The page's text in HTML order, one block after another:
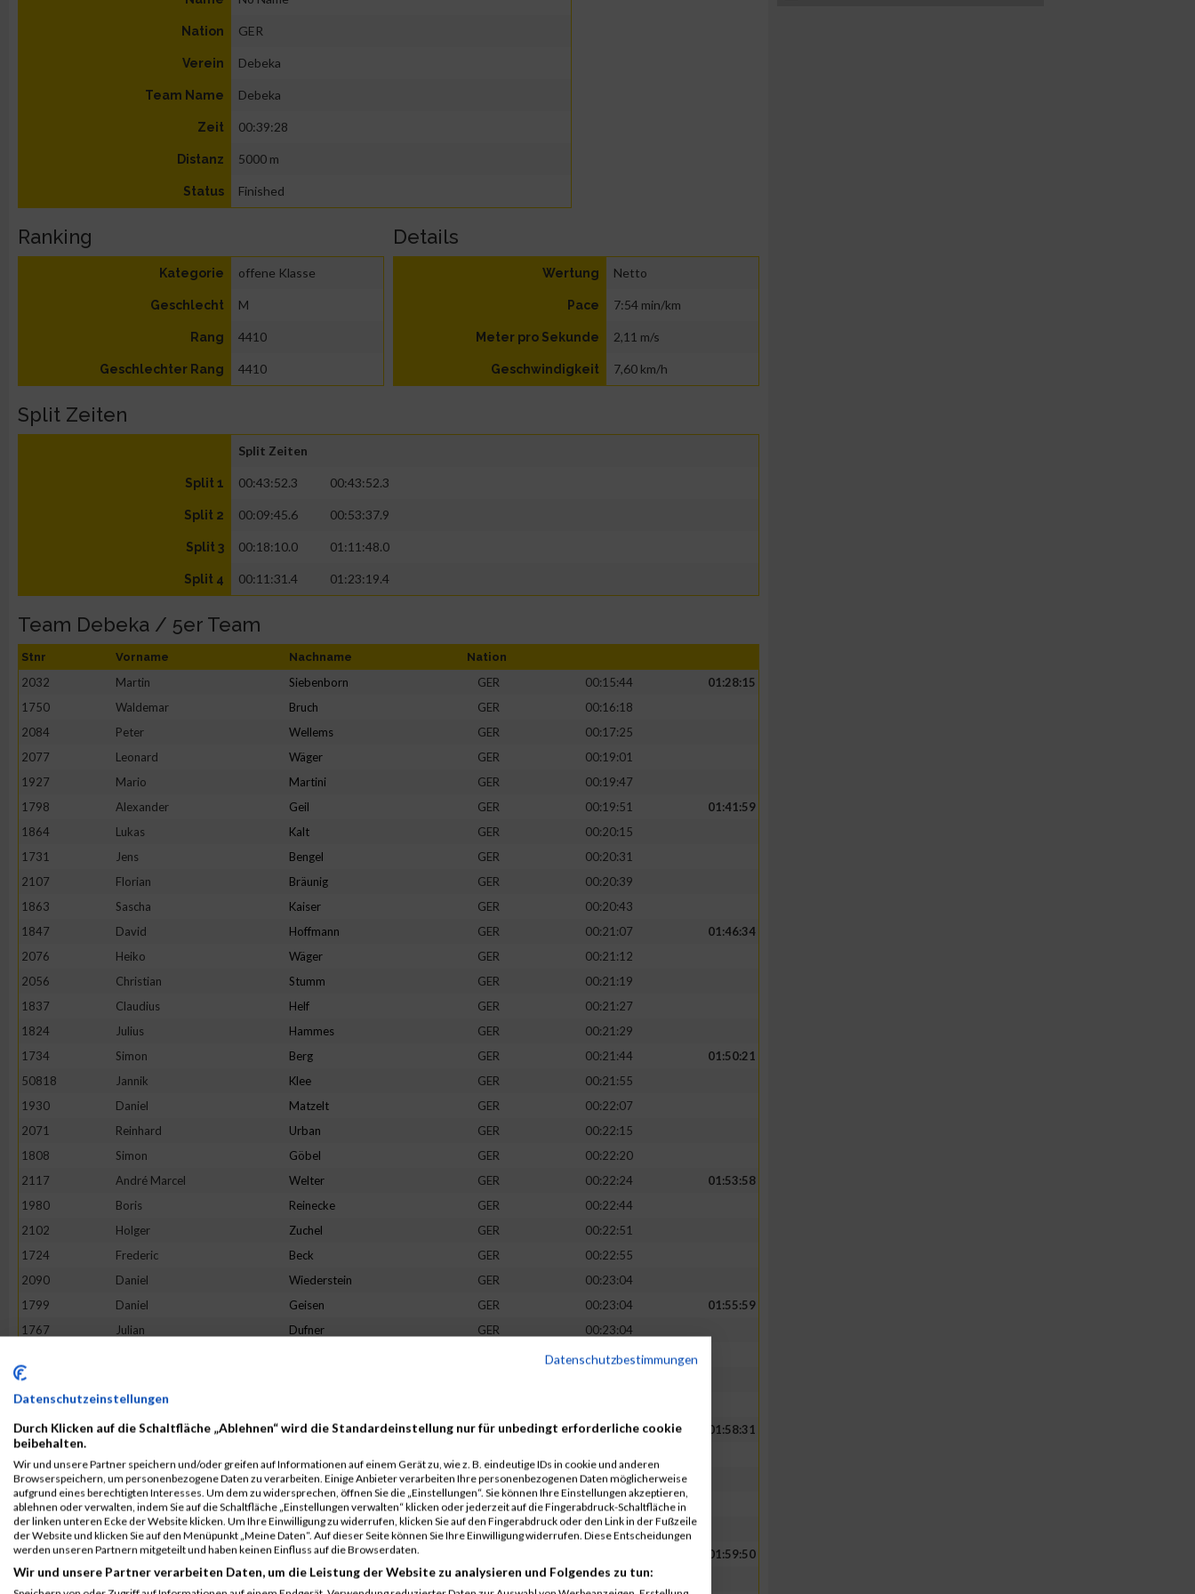
Nation GER
Verein Debeka
Team Name Debeka
Zeit 00:39:28
Distanz 5000 m
Status Finished
Ranking
Kategorie offene Klasse
Geschlecht M
Rang 4410
Geschlechter Rang 4410
Details
Wertung Netto
Pace 7:54 min/km
Meter pro Sekunde 2,11 m/s
Geschwindigkeit 7,60 km/h
Split Zeiten
Split Zeiten
Split 1 00:43:52.3 00:43:52.3
Split 2 00:09:45.6 00:53:37.9
Split 3 00:18:10.0 01:11:48.0
Split 4 00:11:31.4 01:23:19.4
Team Debeka / 5er Team
Stnr Vorname Nachname Nation
2032 Martin Siebenborn GER 00:15:44
01:28:15
1750
Waldemar Bruch GER
00:16:18
2084
Peter Wellems GER
00:17:25
2077
Leonard Wäger GER
00:19:01
1927
Mario Martini GER
00:19:47
1798
Alexander Geil GER 00:19:51
01:41:59
1864
Lukas Kalt GER
00:20:15
1731
Jens Bengel GER
00:20:31
2107
Florian Bräunig GER
00:20:39
1863
Sascha Kaiser GER
00:20:43
1847
David Hoffmann GER 00:21:07
01:46:34
2076
Heiko Wäger GER
00:21:12
2056
Christian Stumm GER
00:21:19
1837
Claudius Helf GER
00:21:27
1824
Julius Hammes GER
00:21:29
1734
Simon Berg GER 00:21:44
01:50:21
50818
Jannik Klee GER
00:21:55
1930
Daniel Matzelt GER
00:22:07
2071
Reinhard Urban GER
00:22:15
1808
Simon Göbel GER
00:22:20
2117
André Marcel Welter GER 00:22:24
01:53:58
1980
Boris Reinecke GER
00:22:44
2102
Holger Zuchel GER
00:22:51
1724
Frederic Beck GER
00:22:55
2090
Daniel Wiederstein GER
00:23:04
1799
Daniel Geisen GER 00:23:04
01:55:59
1767
Julian Dufner GER
00:23:04
00:23:08
1851
2022
Kevin
1772
Martin Egerer GER 00:23:33
01:58:31
1754
Stefan Buhr GER
00:23:44
1715
Rouven Bach GER
00:23:46
1890
David Krämer GER
00:23:50
1827
Markus Hartmann
01:59:50
1866
Sebastian Kaspers GER
00:23:54
Datenschutzbestimmungen
Datenschutzeinstellungen
Durch Klicken auf die Schaltfläche „Ablehnen“ wird die Standardeinstellung nur für unbedingt erforderliche cookie
beibehalten.
Wir und unsere Partner speichern und/oder greifen auf Informationen auf einem Gerät zu, wie z. B. eindeutige IDs in cookie und anderen
Browserspeichern, um personenbezogene Daten zu verarbeiten. Einige Anbieter verarbeiten Ihre personenbezogenen Daten möglicherweise
aufgrund eines berechtigten Interesses. Um dem zu widersprechen, öffnen Sie die „Einstellungen“. Sie können Ihre Einstellungen akzeptieren,
ablehnen oder verwalten, indem Sie auf die Schaltfläche „Einstellungen verwalten“ klicken oder jederzeit auf die Fingerabdruck-Schaltfläche in
der linken unteren Ecke der Website klicken. Um Ihre Einwilligung zu widerrufen, klicken Sie auf den Fingerabdruck oder den Link in der Fußzeile
der Website und klicken Sie auf den Menüpunkt „Meine Daten“. Auf dieser Seite können Sie Ihre Einwilligung widerrufen. Diese Entscheidungen
werden unseren Partnern mitgeteilt und haben keinen Einfluss auf die Browserdaten.
Wir und unsere Partner verarbeiten Daten, um die Leistung der Website zu analysieren und Folgendes zu tun: